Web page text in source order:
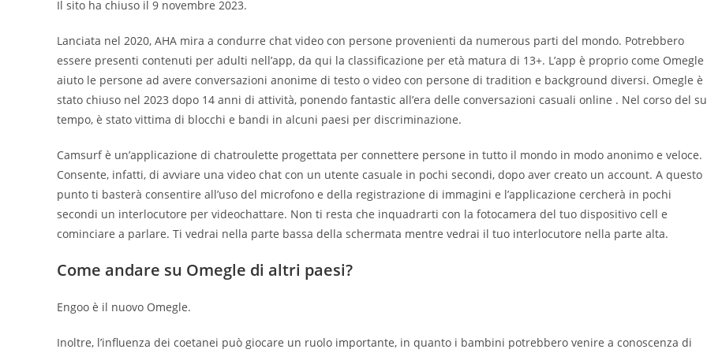
Il sito ha chiuso il 9 novembre 2023.
Lanciata nel 2020, AHA mira a condurre chat video con persone provenienti da numerous parti del mondo. Potrebbero
essere presenti contenuti per adulti nell’app, da qui la classificazione per età matura di 13+. L’app è proprio come Omegle
aiuto le persone ad avere conversazioni anonime di testo o video con persone di tradition e background diversi. Omegle è
stato chiuso nel 2023 dopo 14 anni di attività, ponendo fantastic all’era delle conversazioni casuali online . Nel corso del
tempo, è stato vittima di blocchi e bandi in alcuni paesi per discriminazione.
Camsurf è un’applicazione di chatroulette progettata per connettere persone in tutto il mondo in modo anonimo e veloce.
Consente, infatti, di avviare una video chat con un utente casuale in pochi secondi, dopo aver creato un account. A questo
punto ti basterà consentire all’uso del microfono e della registrazione di immagini e l’applicazione cercherà in pochi
secondi un interlocutore per videochattare. Non ti resta che inquadrarti con la fotocamera del tuo dispositivo cell e
cominciare a parlare. Ti vedrai nella parte bassa della schermata mentre vedrai il tuo interlocutore nella parte alta.
Come andare su Omegle di altri paesi?
Engoo è il nuovo Omegle.
Inoltre, l’influenza dei coetanei può giocare un ruolo importante, in quanto i bambini potrebbero venire a conoscenza di